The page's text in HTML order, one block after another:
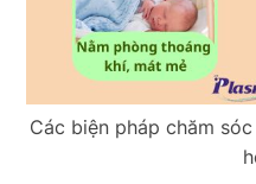
Các biện pháp chăm